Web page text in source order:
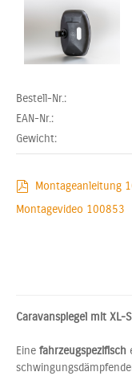
Bestell-Nr.:
EAN-Nr.:
Gewicht:
Montageanleitung
Montagevideo 100853
Caravanspiegel mit XL-
Eine fahrzeugspezifisch